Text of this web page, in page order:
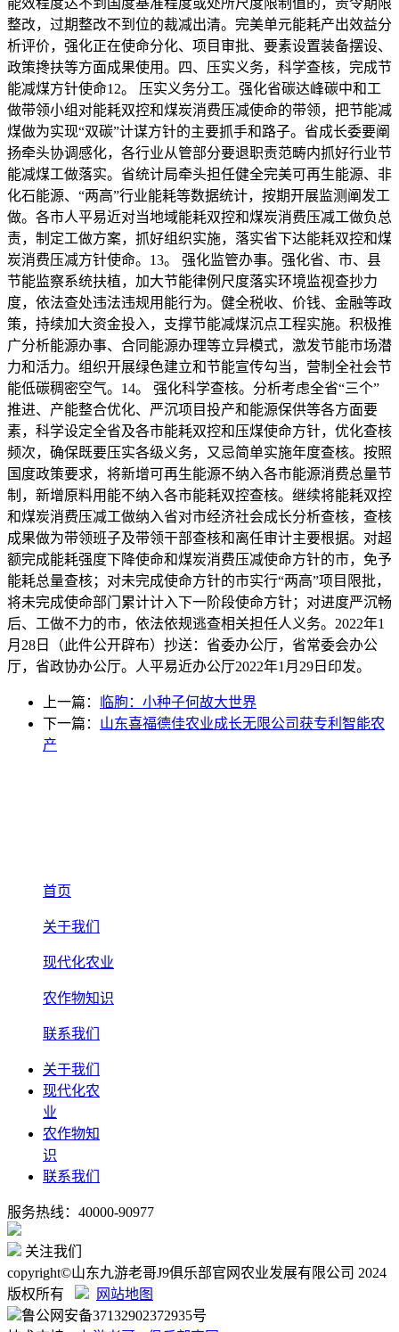
能效程度达不到国度基准程度或处所尺度限制值的，责令期限
整改，过期整改不到位的裁减出清。完美单元能耗产出效益分
析评价，强化正在使命分化、项目审批、要素设置装备摆设、
政策搀扶等方面成果使用。四、压实义务，科学查核，完成节
能减煤方针使命12。 压实义务分工。强化省碳达峰碳中和工
做带领小组对能耗双控和煤炭消费压减使命的带领，把节能减
煤做为实现“双碳”计谋方针的主要抓手和路子。省成长委要阐
扬牵头协调感化，各行业从管部分要退职责范畴内抓好行业节
能减煤工做落实。省统计局牵头担任健全完美可再生能源、非
化石能源、“两高”行业能耗等数据统计，按期开展监测阐发工
做。各市人平易近对当地域能耗双控和煤炭消费压减工做负总
责，制定工做方案，抓好组织实施，落实省下达能耗双控和煤
炭消费压减方针使命。13。 强化监管办事。强化省、市、县
节能监察系统扶植，加大节能律例尺度落实环境监视查抄力
度，依法查处违法违规用能行为。健全税收、价钱、金融等政
策，持续加大资金投入，支撑节能减煤沉点工程实施。积极推
广分析能源办事、合同能源办理等立异模式，激发节能市场潜
力和活力。组织开展绿色建立和节能宣传勾当，营制全社会节
能低碳稠密空气。14。 强化科学查核。分析考虑全省“三个”
推进、产能整合优化、严沉项目投产和能源保供等各方面要
素，科学设定全省及各市能耗双控和压煤使命方针，优化查核
频次，确保既要压实各级义务，又忌简单实施年度查核。按照
国度政策要求，将新增可再生能源不纳入各市能源消费总量节
制，新增原料用能不纳入各市能耗双控查核。继续将能耗双控
和煤炭消费压减工做纳入省对市经济社会成长分析查核，查核
成果做为带领班子及带领干部查核和离任审计主要根据。对超
额完成能耗强度下降使命和煤炭消费压减使命方针的市，免予
能耗总量查核；对未完成使命方针的市实行“两高”项目限批，
将未完成使命部门累计计入下一阶段使命方针；对进度严沉畅
后、工做不力的市，依法依规逃查相关担任人义务。2022年1
月28日（此件公开辟布）抄送：省委办公厅，省常委会办公
厅，省政协办公厅。人平易近办公厅2022年1月29日印发。
上一篇： 临朐：小种子何故大世界
下一篇： 山东喜福德佳农业成长无限公司获专利智能农
产
首页
关于我们
现代化农业
农作物知识
联系我们
关于我们
现代化农
业
农作物知
识
联系我们
服务热线：40000-90977
关注我们
copyright©山东九游老哥J9俱乐部官网农业发展有限公司 2024
版权所有
网站地图
鲁公网安备37132902372935号